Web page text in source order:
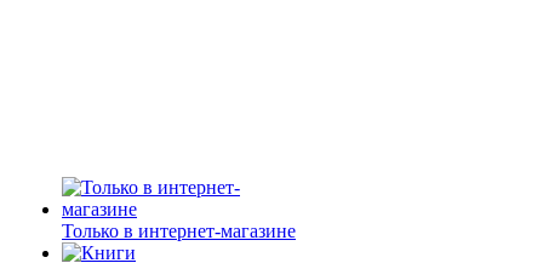
Только в интернет-магазине